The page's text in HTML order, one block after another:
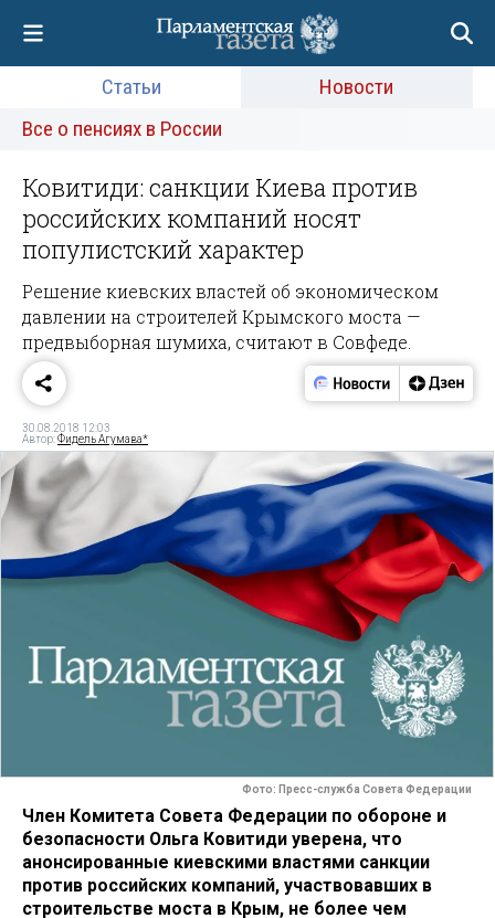
Статьи
Новости
Все о пенсиях в России
Ковитиди: санкции Киева против
российских компаний носят
популистский характер
Решение киевских властей об экономическом
давлении на строителей Крымского моста —
предвыборная шумиха, считают в Совфеде.
30.08.2018 12:03
Автор:Фидель Агумава*
Фото: Пресс-служба Совета Федерации
Член Комитета Совета Федерации по обороне и
безопасности Ольга Ковитиди уверена, что
анонсированные киевскими властями санкции
против российских компаний, участвовавших в
строительстве моста в Крым, не более чем